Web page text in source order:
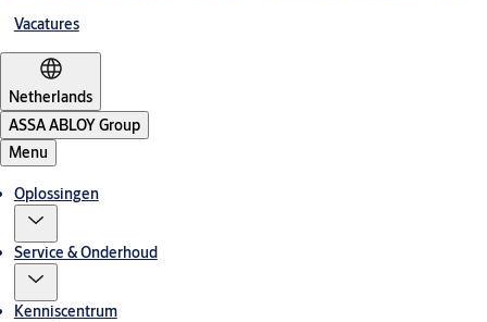
Vacatures
Netherlands
ASSA ABLOY Group
Menu
Oplossingen
Service & Onderhoud
Kenniscentrum